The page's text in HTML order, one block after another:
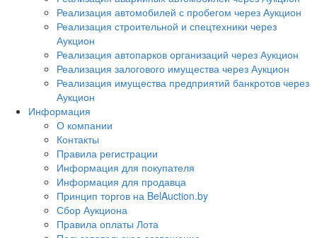
Реализация автомобилей с пробегом через Аукцион
Реализация строительной и спецтехники через
Аукцион
Реализация автопарков организаций через Аукцион
Реализация залогового имущества через Аукцион
Реализация имущества предприятий банкротов через
Аукцион
Информация
О компании
Контакты
Правила регистрации
Информация для покупателя
Информация для продавца
Принцип торгов на BelAuction.by
Сбор Аукциона
Правила оплаты Лота